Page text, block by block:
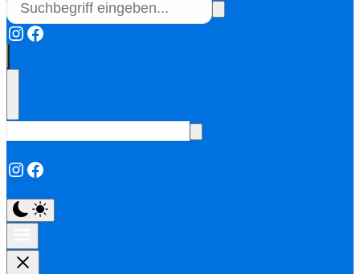
Instagram
Facebook
Instagram
Facebook